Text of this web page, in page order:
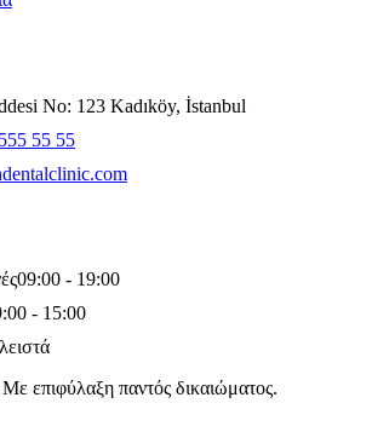
No: 123 Kadıköy, İstanbul
55 55
09:00 - 19:00
- 15:00
Με επιφύλαξη παντός δικαιώματος.